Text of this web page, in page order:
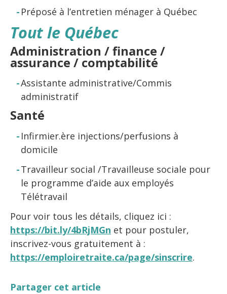
Préposé à l’entretien ménager à Québec
Tout le Québec
Administration / finance /
assurance / comptabilité
Assistante administrative/Commis
administratif
Santé
Infirmier.ère injections/perfusions à
domicile
Travailleur social /Travailleuse sociale pour
le programme d’aide aux employés
Télétravail
Pour voir tous les détails, cliquez ici :
https://bit.ly/4bRjMGn et pour postuler,
inscrivez-vous gratuitement à :
https://emploiretraite.ca/page/sinscrire.
Partager cet article